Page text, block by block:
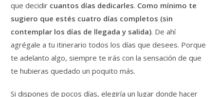
que decidir cuantos días dedicarles. Como mínimo te
sugiero que estés cuatro días completos (sin
contemplar los días de llegada y salida). De ahí
agrégale a tu itinerario todos los días que desees. Porque
te adelanto algo, siempre te irás con la sensación de que
te hubieras quedado un poquito más.
Si dispones de pocos días, elegiría un lugar donde hacer